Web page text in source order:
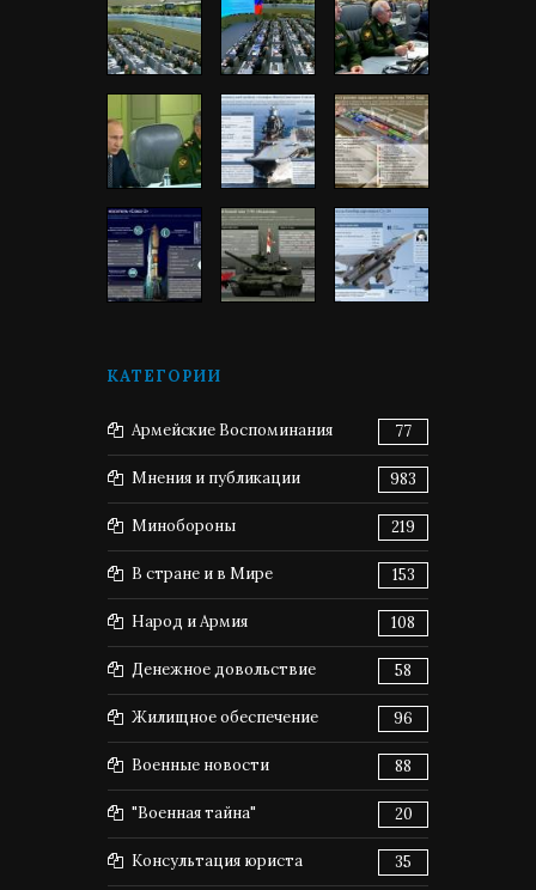
КАТЕГОРИИ
Армейские Воспоминания 77
Мнения и публикации 983
Минобороны 219
В стране и в Мире 153
Народ и Армия 108
Денежное довольствие 58
Жилищное обеспечение 96
Военные новости 88
"Военная тайна" 20
Консультация юриста 35